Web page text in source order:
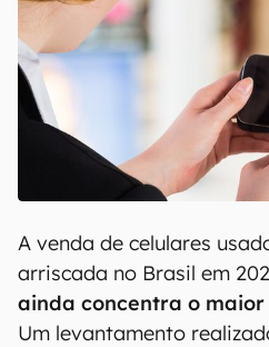
A venda de celulares
arriscada no Brasil em
ainda concentra o
Um levantamento